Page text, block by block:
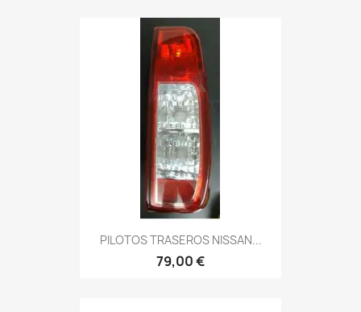
PILOTOS TRASEROS NISSAN...
79,00 €